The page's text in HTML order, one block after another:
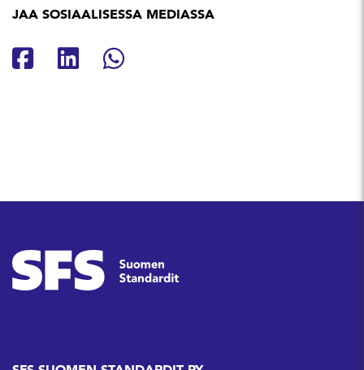
JAA SOSIAALISESSA MEDIASSA
Jaa Facebookissa
Jaa Linkedinissä
Jaa Whatsappissa